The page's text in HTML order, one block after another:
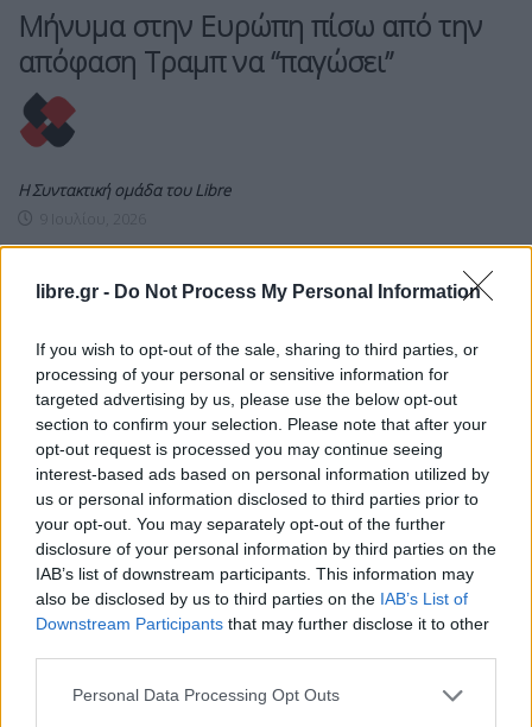
libre.gr - Do Not Process My Personal Information
If you wish to opt-out of the sale, sharing to third parties, or
processing of your personal or sensitive information for
targeted advertising by us, please use the below opt-out
section to confirm your selection. Please note that after your
opt-out request is processed you may continue seeing
interest-based ads based on personal information utilized by
us or personal information disclosed to third parties prior to
your opt-out. You may separately opt-out of the further
disclosure of your personal information by third parties on the
IAB’s list of downstream participants. This information may
also be disclosed by us to third parties on the IAB’s List of
Downstream Participants that may further disclose it to other
Personal Data Processing Opt Outs
Μήνυμα στην Ευρώπη πίσω από την
απόφαση Τραμπ να “παγώσει”
Η Συντακτική ομάδα του Libre
Η νέα επίθεση του Ντόναλντ Τραμπ κατά της
Ισπανίας δεν είναι ακόμη ένα σκληρό λεκτικό
επεισόδιο απέναντι σε έναν ευρωπαϊκό σύμμαχο.
του ΝΑΤΟ στην Άγκυρα, για πλήρη διακοπή των
εμπορικών σχέσεων με τη Μαδρίτη —ακόμη και
των επισκέψεων μεταξύ των δύο χωρών—
μετατρέπει μια διαφωνία για τις αμυντικές
δαπάνες σε μια ευρύτερη πολιτική και οικονομική
σύγκρουση. Η εξέλιξη προκαλεί ανησυχία στις
αγορές και στις Βρυξέλλες, καθώς επαναφέρει ένα
κρίσιμο ερώτημα: μπορεί η διατλαντική
οικονομική συνεργασία να μετατραπεί σε εργαλείο
πολιτικής πίεσης απέναντι σε ευρωπαϊκές
κυβερνήσεις που αρνούνται να ευθυγραμμιστούν
που ξεπερνά πλέον τα όρια του εμπορίου;